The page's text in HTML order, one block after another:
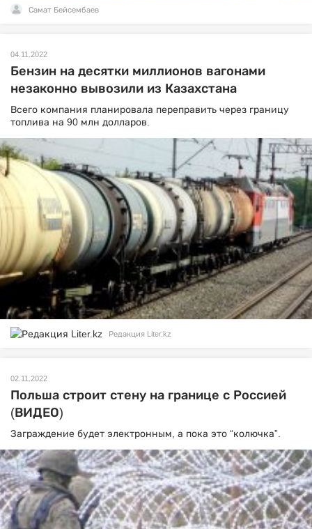
Самат Бейсембаев
04.11.2022
Бензин на десятки миллионов вагонами
незаконно вывозили из Казахстана
Всего компания планировала переправить через границу
топлива на 90 млн долларов.
Редакция Liter.kz
02.11.2022
Польша строит стену на границе с Россией
(ВИДЕО)
Заграждение будет электронным, а пока это “колючка”.